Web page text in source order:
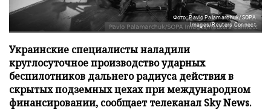
Фото: Pavlo Palamarchuk/SOPA
Images/Reuters Connect
Украинские специалисты наладили
круглосуточное производство ударных
беспилотников дальнего радиуса действия в
скрытых подземных цехах при международном
финансировании, сообщает телеканал Sky News.